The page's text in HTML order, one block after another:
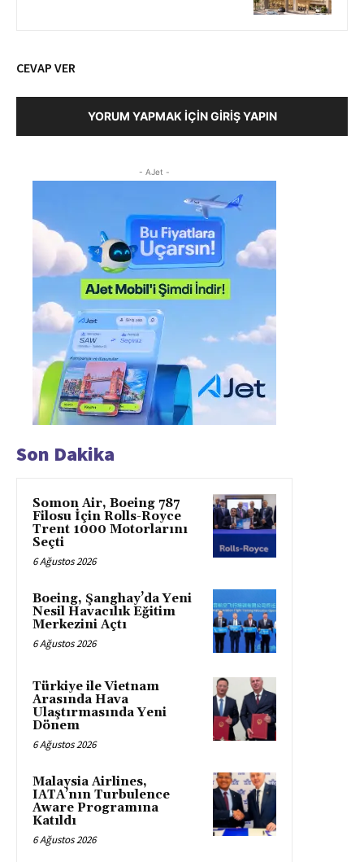
CEVAP VER
YORUM YAPMAK İÇIN GIRIŞ YAPIN
- AJet -
Son Dakika
Somon Air, Boeing 787
Filosu İçin Rolls-Royce
Trent 1000 Motorlarını
Seçti
6 Ağustos 2026
Boeing, Şanghay’da Yeni
Nesil Havacılık Eğitim
Merkezini Açtı
6 Ağustos 2026
Türkiye ile Vietnam
Arasında Hava
Ulaştırmasında Yeni
Dönem
6 Ağustos 2026
Malaysia Airlines,
IATA’nın Turbulence
Aware Programına
Katıldı
6 Ağustos 2026